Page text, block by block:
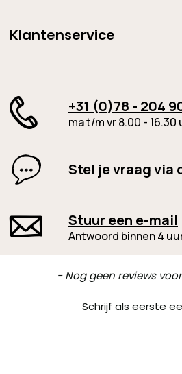
Klantenservice
+31 (0)78 - 204
ma t/m vr 8.00 - 16.30
Stel je vraag via
Stuur een e-mail
Antwoord binnen 4
- Nog geen reviews
Schrijf als eerste
New content loaded